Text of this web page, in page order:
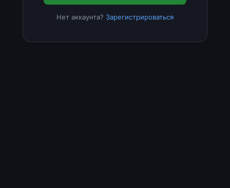
Нет аккаунта? Зарегистрироваться